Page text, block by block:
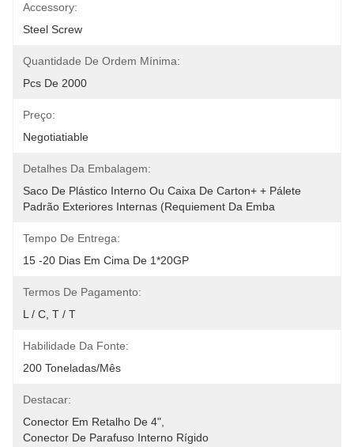
Accessory:
Steel Screw
Quantidade De Ordem Mínima:
Pcs De 2000
Preço:
Negotiatiable
Detalhes Da Embalagem:
Saco De Plástico Interno Ou Caixa De Carton+ + Pálete
Padrão Exteriores Internas (requiement Da Emba
Tempo De Entrega:
15 -20 Dias Em Cima De 1*20GP
Termos De Pagamento:
L / C, T / T
Habilidade Da Fonte:
200 Toneladas/mês
Destacar:
Conector Em Retalho De 4"
Conector De Parafuso Interno Rígido